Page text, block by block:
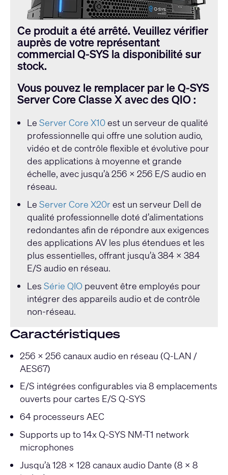
Ce produit a été arrêté. Veuillez vérifier
auprès de votre représentant
commercial Q-SYS la disponibilité sur
stock.
Vous pouvez le remplacer par le Q-SYS
Server Core Classe X avec des QIO :
Le Server Core X10est un serveur de qualité
professionnelle qui offre une solution audio,
vidéo et de contrôle flexible et évolutive pour
des applications à moyenne et grande
échelle, avec jusqu’à 256 x 256 E/S audio en
réseau.
Le Server Core X20r est un serveur Dell de
qualité professionnelle doté d’alimentations
redondantes afin de répondre aux exigences
des applications AV les plus étendues et les
plus essentielles, offrant jusqu’à 384 x 384
E/S audio en réseau.
Les Série QIOpeuvent être employés pour
intégrer des appareils audio et de contrôle
non-réseau.
Caractéristiques
256 x 256 canaux audio en réseau (Q-LAN /
AES67)
E/S intégrées configurables via 8 emplacements
ouverts pour cartes E/S Q-SYS
64 processeurs AEC
Supports up to 14x Q-SYS NM-T1 network
microphones
Jusqu’à 128 x 128 canaux audio Dante (8 x 8